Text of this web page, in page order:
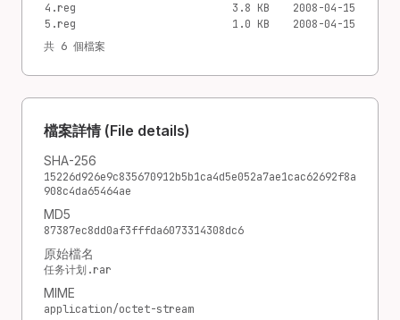
4.reg
3.8 KB
2008-04-15
5.reg
1.0 KB
2008-04-15
共 6 個檔案
檔案詳情 (File details)
SHA-256
15226d926e9c835670912b5b1ca4d5e052a7ae1cac62692f8a
908c4da65464ae
MD5
87387ec8dd0af3fffda6073314308dc6
原始檔名
任务计划.rar
MIME
application/octet-stream